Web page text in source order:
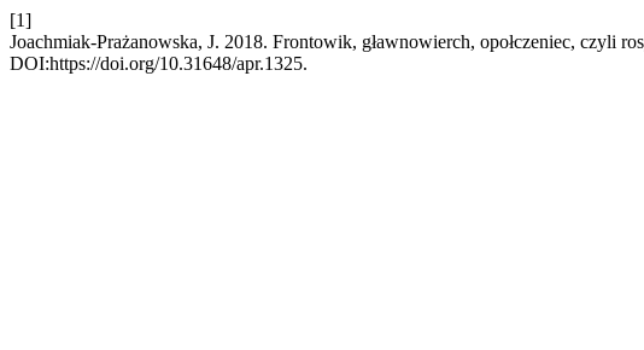
[1]
Joachmiak-Prażanowska, J. 2018. Frontowik, gławnowierch, opołczeniec, czyli
DOI:https://doi.org/10.31648/apr.1325.